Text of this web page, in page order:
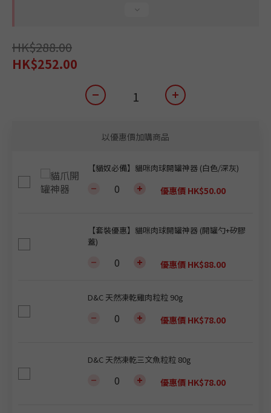
HK$288.00
HK$252.00
以優惠價加購商品
【貓奴必備】貓咪肉球開罐神器 (白色/深灰)
優惠價 HK$50.00
【套裝優惠】貓咪肉球開罐神器 (開罐勺+矽膠
蓋)
優惠價 HK$88.00
D&C 天然凍乾雞肉粒粒 90g
優惠價 HK$78.00
D&C 天然凍乾三文魚粒粒 80g
優惠價 HK$78.00